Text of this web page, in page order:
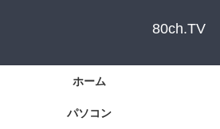
80ch.TV
ホーム
パソコン